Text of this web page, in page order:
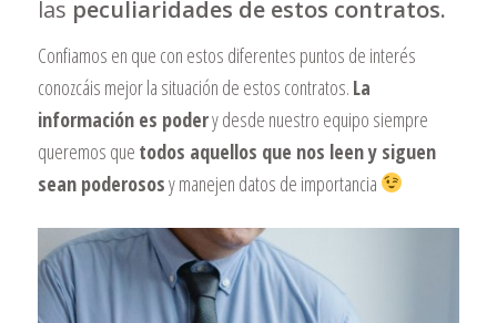
las peculiaridades de estos contratos.
Confiamos en que con estos diferentes puntos de interés
conozcáis mejor la situación de estos contratos. La
información es podery desde nuestro equipo siempre
queremos que todos aquellos que nos leen y siguen
sean poderososy manejen datos de importancia